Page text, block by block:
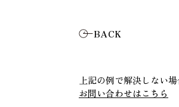
BACK
上記の例で解決しない
お問い合わせはこちら